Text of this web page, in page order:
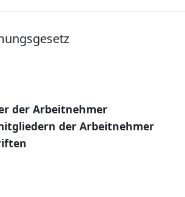
der Arbeitnehmer
der Arbeitnehmer